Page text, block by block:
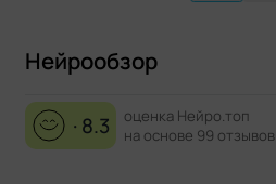
Нейрообзор
· 8.3
оценка Нейро.топ
на основе 99 отзывов